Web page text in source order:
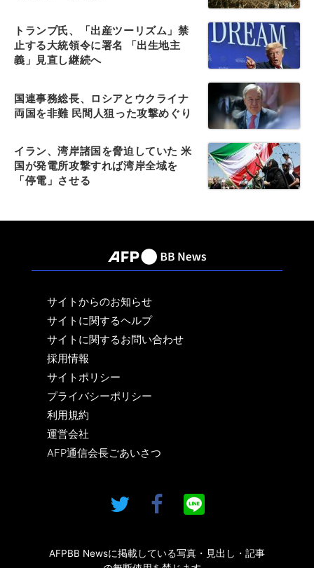
トランプ氏、「出産ツーリズム」禁
止する大統領令に署名 「出生地主
義」見直し継続へ
国連事務総長、ロシアとウクライナ
両国を非難 民間人狙った攻撃めぐり
イラン、湾岸諸国を脅迫していた 米
国が発電所攻撃すれば湾岸全域を
「停電」させる
サイトからのお知らせ
サイトに関するヘルプ
サイトに関するお問い合わせ
採用情報
サイトポリシー
プライバシーポリシー
利用規約
運営会社
AFP通信会長ごあいさつ
AFPBB Newsに掲載している写真・見出し・記事